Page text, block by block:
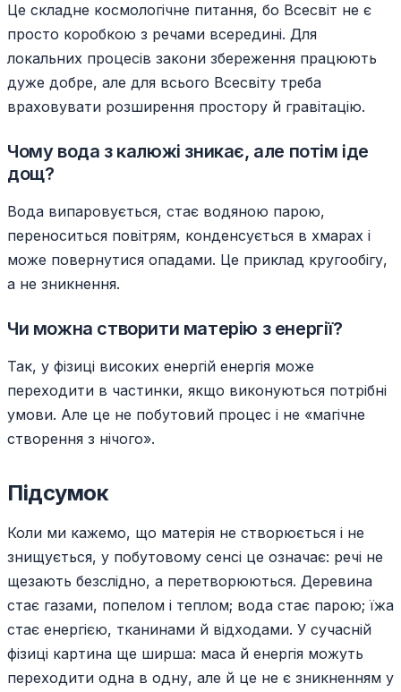
Це складне космологічне питання, бо Всесвіт не є
просто коробкою з речами всередині. Для
локальних процесів закони збереження працюють
дуже добре, але для всього Всесвіту треба
враховувати розширення простору й гравітацію.
Чому вода з калюжі зникає, але потім іде
дощ?
Вода випаровується, стає водяною парою,
переноситься повітрям, конденсується в хмарах і
може повернутися опадами. Це приклад кругообігу,
а не зникнення.
Чи можна створити матерію з енергії?
Так, у фізиці високих енергій енергія може
переходити в частинки, якщо виконуються потрібні
умови. Але це не побутовий процес і не «магічне
створення з нічого».
Підсумок
Коли ми кажемо, що матерія не створюється і не
знищується, у побутовому сенсі це означає: речі не
щезають безслідно, а перетворюються. Деревина
стає газами, попелом і теплом; вода стає парою; їжа
стає енергією, тканинами й відходами. У сучасній
фізиці картина ще ширша: маса й енергія можуть
переходити одна в одну, але й це не є зникненням у